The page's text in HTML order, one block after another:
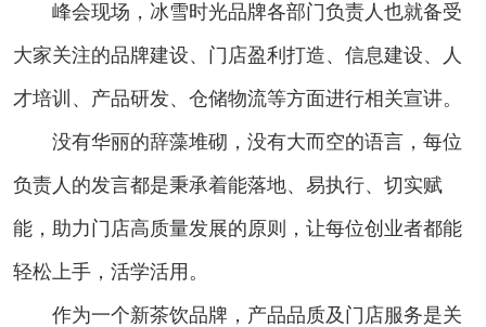
峰会现场，冰雪时光品牌各部门负责人也就备受
大家关注的品牌建设、门店盈利打造、信息建设、人
才培训、产品研发、仓储物流等方面进行相关宣讲。
没有华丽的辞藻堆砌，没有大而空的语言，每位
负责人的发言都是秉承着能落地、易执行、切实赋
能，助力门店高质量发展的原则，让每位创业者都能
轻松上手，活学活用。
作为一个新茶饮品牌，产品品质及门店服务是关